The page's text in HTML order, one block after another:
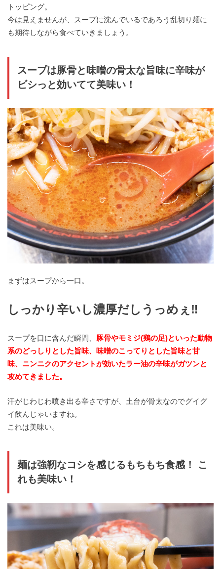
トッピング。
今は見えませんが、スープに沈んでいるであろう乱切り麺に
も期待しながら食べていきましょう。
スープは豚骨と味噌の骨太な旨味に辛味が
ビシっと効いてて美味い！
まずはスープから一口。
しっかり辛いし濃厚だしうっめぇ‼︎
スープを口に含んだ瞬間、 豚骨やモミジ(鶏の足)といった動物
系のどっしりとした旨味、味噌のこってりとした旨味と甘
味、ニンニクのアクセントが効いたラー油の辛味がガツンと
攻めてきました。
汗がじわじわ噴き出る辛さですが、土台が骨太なのでグイグ
イ飲んじゃいますね。
これは美味い。
麺は強靭なコシを感じるもちもち食感！ こ
れも美味い！